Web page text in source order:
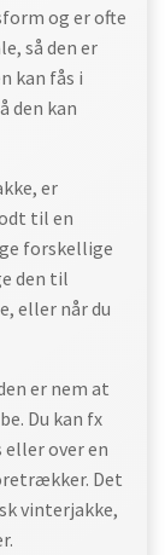
og er ofte
så den er
kan fås i
den kan
er
til en
forskellige
den til
eller når du
er nem at
Du kan fx
eller over en
Det
vinterjakke,